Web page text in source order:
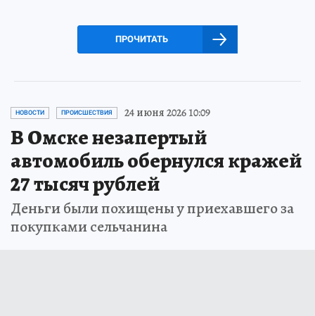
ПРОЧИТАТЬ
НОВОСТИ ПРОИСШЕСТВИЯ 24 июня 2026 10:09
В Омске незапертый
автомобиль обернулся кражей
27 тысяч рублей
Деньги были похищены у приехавшего за
покупками сельчанина